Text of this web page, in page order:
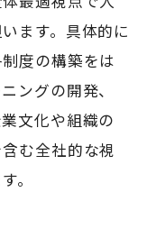
ます。具体的に
度の構築をは
ングの開発、
文化や組織の
む全社的な視
。